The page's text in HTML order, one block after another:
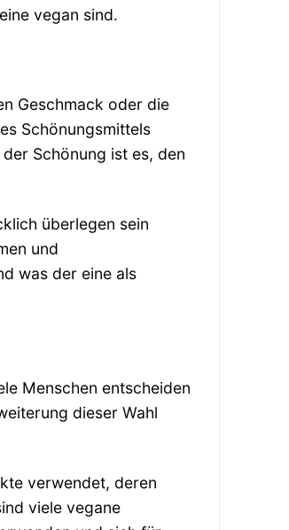
vegan sind.
Geschmack oder die
Schönungsmittels
Schönung ist es, den
überlegen sein
und
was der eine als
Menschen entscheiden
dieser Wahl
verwendet, deren
viele vegane